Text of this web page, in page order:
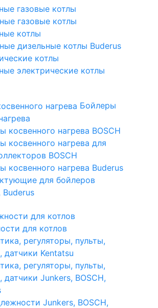
газовые котлы
газовые котлы
котлы
дизельные котлы Buderus
котлы
электрические котлы
Бойлеры
косвенного нагрева BOSCH
косвенного нагрева для
BOSCH
косвенного нагрева Buderus
для бойлеров
Buderus
для котлов
регуляторы, пульты,
датчики Kentatsu
регуляторы, пульты,
датчики Junkers, BOSCH,
Junkers, BOSCH,